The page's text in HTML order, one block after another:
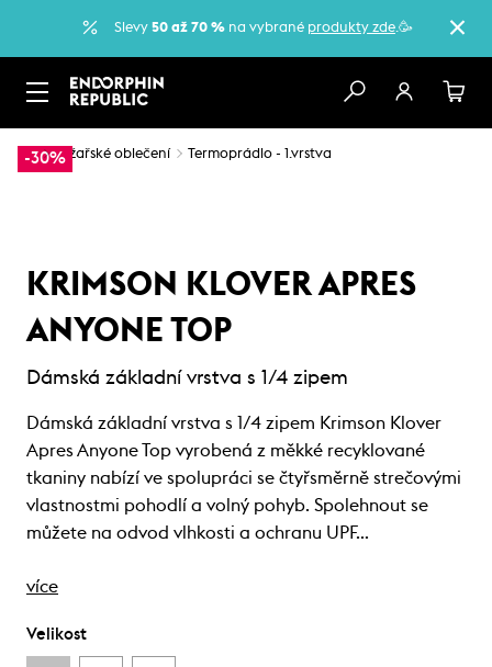
Slevy 50 až 70 % na vybrané produkty zde.🥳
-30%
… Lyžařské oblečení Termoprádlo - 1.vrstva
KRIMSON KLOVER APRES
ANYONE TOP
Dámská základní vrstva s 1/4 zipem
Dámská základní vrstva s 1/4 zipem Krimson Klover
Apres Anyone Top vyrobená z měkké recyklované
tkaniny nabízí ve spolupráci se čtyřsměrně strečovými
vlastnostmi pohodlí a volný pohyb. Spolehnout se
můžete na odvod vlhkosti a ochranu UPF…
více
Velikost